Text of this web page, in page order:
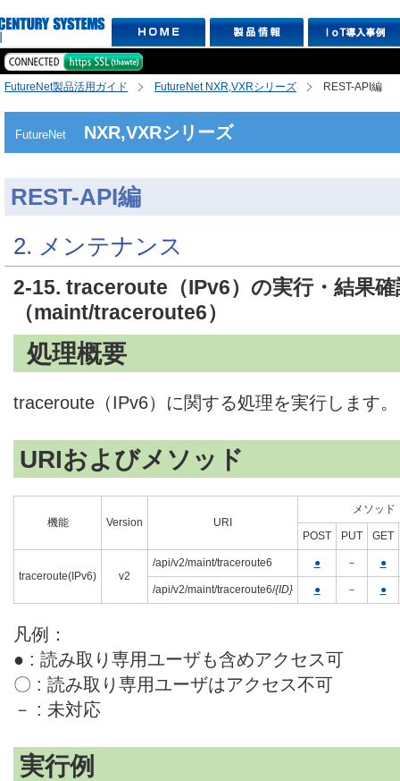
FutureNet製品活用ガイド FutureNet NXR,VXRシリーズ REST-API編
FutureNet NXR,VXRシリーズ
REST-API編
2. メンテナンス
2-15. traceroute（IPv6）の実行・結果確
（maint/traceroute6）
処理概要
traceroute（IPv6）に関する処理を実行します。
URIおよびメソッド
機能 Version URI
メソッド
POST PUT GET
traceroute(IPv6) v2
/api/v2/maint/traceroute6 ● － ●
/api/v2/maint/traceroute6/{ID} ● － ●
凡例：
● : 読み取り専用ユーザも含めアクセス可
〇 : 読み取り専用ユーザはアクセス不可
－ : 未対応
実行例